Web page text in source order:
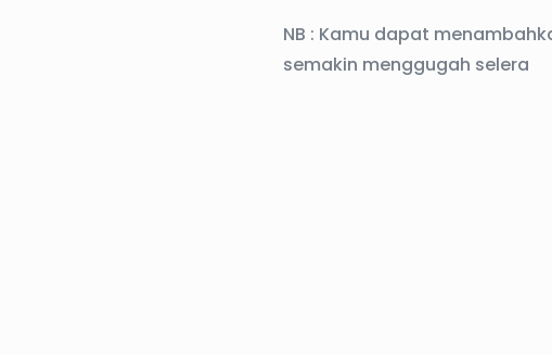
NB : Kamu dapat
semakin menggugah selera